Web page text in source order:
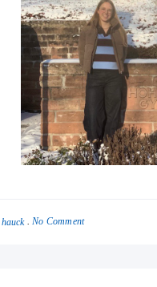
hauck No Comment